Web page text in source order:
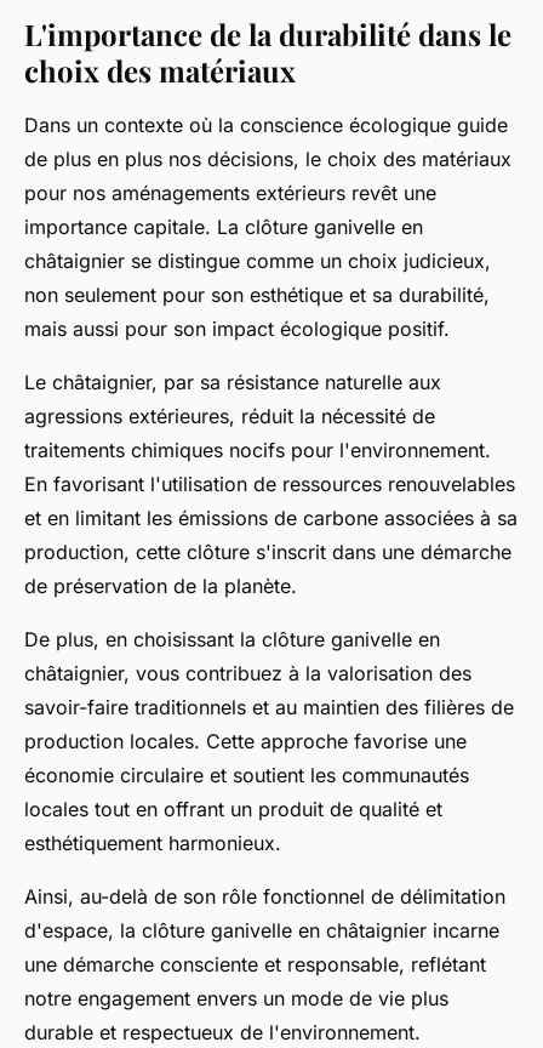
L'importance de la durabilité dans le
choix des matériaux
Dans un contexte où la conscience écologique guide
de plus en plus nos décisions, le choix des matériaux
pour nos aménagements extérieurs revêt une
importance capitale. La clôture ganivelle en
châtaignier se distingue comme un choix judicieux,
non seulement pour son esthétique et sa durabilité,
mais aussi pour son impact écologique positif.
Le châtaignier, par sa résistance naturelle aux
agressions extérieures, réduit la nécessité de
traitements chimiques nocifs pour l'environnement.
En favorisant l'utilisation de ressources renouvelables
et en limitant les émissions de carbone associées à sa
production, cette clôture s'inscrit dans une démarche
de préservation de la planète.
De plus, en choisissant la clôture ganivelle en
châtaignier, vous contribuez à la valorisation des
savoir-faire traditionnels et au maintien des filières de
production locales. Cette approche favorise une
économie circulaire et soutient les communautés
locales tout en offrant un produit de qualité et
esthétiquement harmonieux.
Ainsi, au-delà de son rôle fonctionnel de délimitation
d'espace, la clôture ganivelle en châtaignier incarne
une démarche consciente et responsable, reflétant
notre engagement envers un mode de vie plus
durable et respectueux de l'environnement.